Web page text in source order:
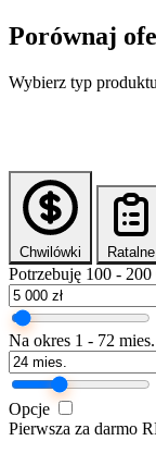
Porównaj
Wybierz typ
Chwilówki Ratalne
Potrzebuję 100 - 200
Na okres 1 - 72 mies.
Opcje
Pierwsza za darmo